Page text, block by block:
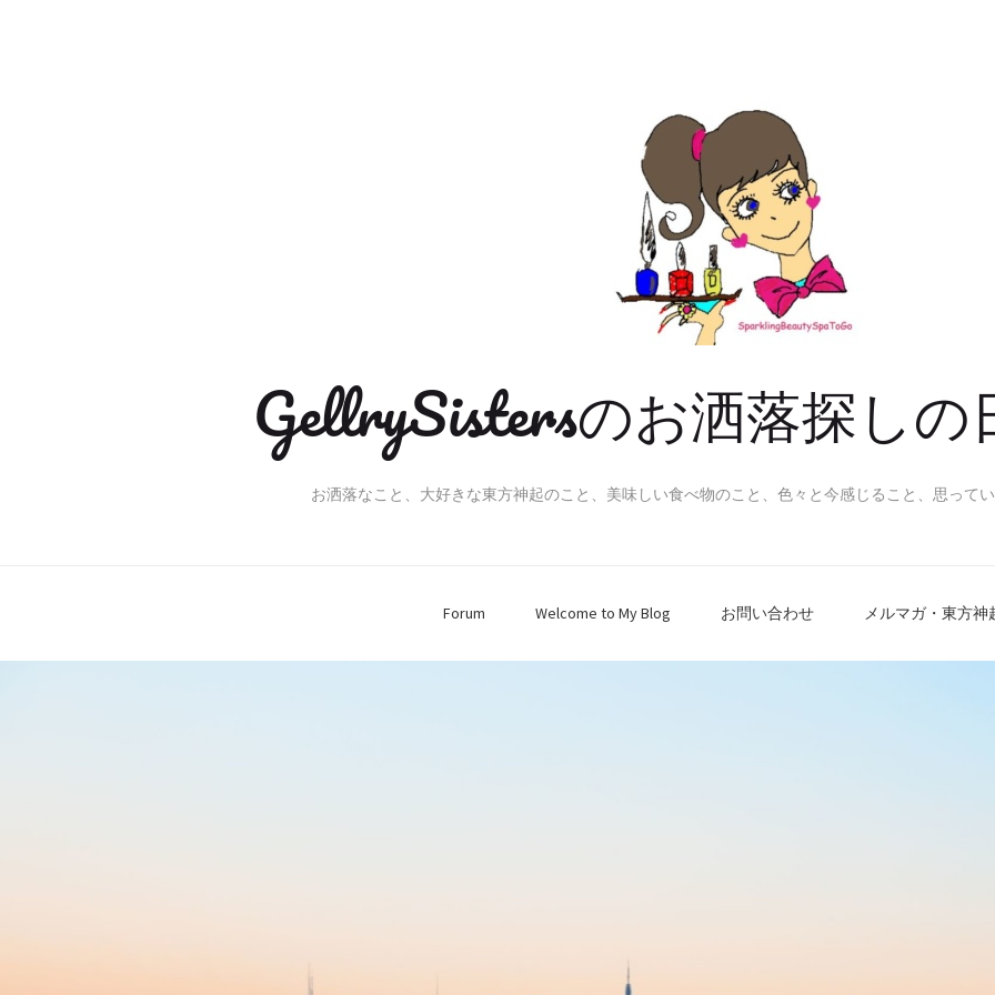
GellrySistersのお洒落探し
お洒落なこと、大好きな東方神起のこと、美味しい食べ物のこと、色々と今感じること、思って
Forum Welcome to My Blog お問い合わせ メルマガ・東方神